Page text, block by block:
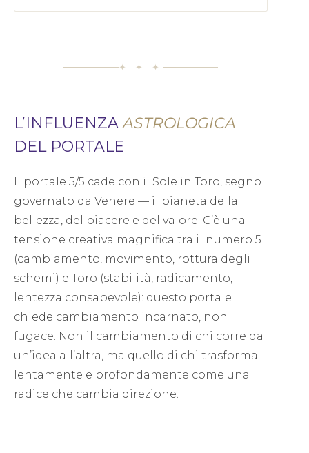
✦ ✦ ✦
L’INFLUENZAASTROLOGICA
DEL PORTALE
Il portale 5/5 cade con il Sole in Toro, segno
governato da Venere — il pianeta della
bellezza, del piacere e del valore. C’è una
tensione creativa magnifica tra il numero 5
(cambiamento, movimento, rottura degli
schemi) e Toro (stabilità, radicamento,
lentezza consapevole): questo portale
chiede cambiamento incarnato, non
fugace. Non il cambiamento di chi corre da
un’idea all’altra, ma quello di chi trasforma
lentamente e profondamente come una
radice che cambia direzione.